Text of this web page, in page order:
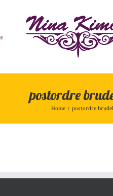
postordre
Home / postordre